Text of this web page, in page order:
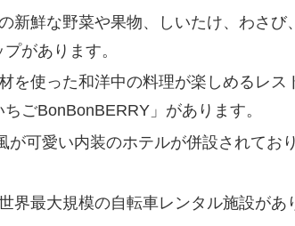
新鮮な野菜や果物、しいたけ、わさ
があります。
を使った和洋中の料理が楽しめるレス
ごBonBonBERRY」があります。
が可愛い内装のホテルが併設されてお
界最大規模の自転車レンタル施設が